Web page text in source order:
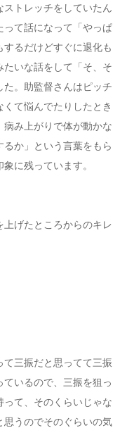
トレッチをしていたん
って話になって「やっぱ
るだけどすぐに退化も
いな話をして「そ、そ
た。助監督さんはピッチ
て悩んでたりしたとき
病み上がりで体が動かな
か」という言葉をもら
に残っています。
げたところからのキレ
三振だと思ってて三振
いるので、三振を狙っ
て、そのくらいじゃな
思うのでそのぐらいの気